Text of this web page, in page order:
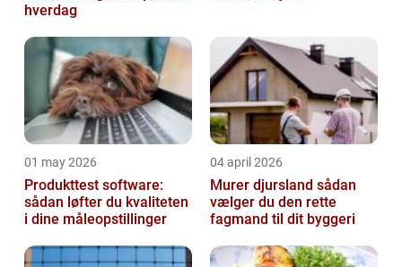
hverdag
01 may 2026
Produkttest software:
sådan løfter du kvaliteten
i dine måleopstillinger
04 april 2026
Murer djursland sådan
vælger du den rette
fagmand til dit byggeri